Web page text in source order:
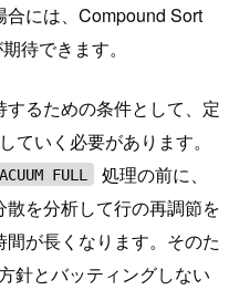
には、Compound Sort
待できます。
るための条件として、定
ていく必要があります。
FULL
処理の前に、
を分析して行の再調節を
が長くなります。そのた
針とバッティングしない